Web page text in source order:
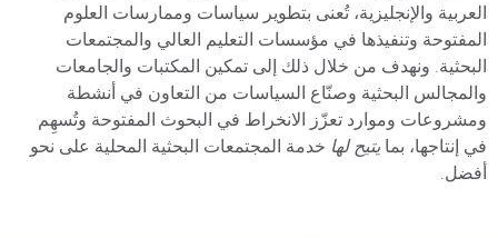
العربية والإنجليزية، تُعنى بتطوير سياسات وممارسات العلوم
المفتوحة وتنفيذها في مؤسسات التعليم العالي والمجتمعات
البحثية. ونهدف من خلال ذلك إلى تمكين المكتبات والجامعات
والمجالس البحثية وصنّاع السياسات من التعاون في أنشطة
ومشروعات وموارد تعزّز الانخراط في البحوث المفتوحة وتُسهِم
في إنتاجها، بما يتيح لها خدمة المجتمعات البحثية المحلية على نحو
أفضل.